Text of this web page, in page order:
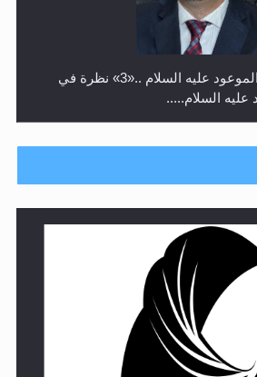
رأيٌ في لغة المسيح الموعود عليه السلام ..«3» نظرة في
السلام.....
وساوس المعارضين ...**...